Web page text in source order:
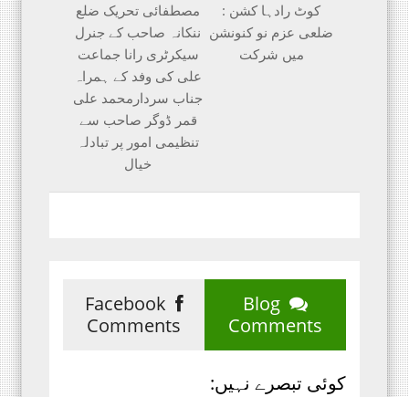
کوٹ رادہا کشن :
ضلعی عزم نو کنونشن
میں شرکت
مصطفائی تحریک ضلع
ننکانہ صاحب کے جنرل
سیکرٹری رانا جماعت
علی کی وفد کے ہمراہ
جناب سردارمحمد علی
قمر ڈوگر صاحب سے
تنظیمی امور پر تبادلہ
خیال
Blog
Comments
Facebook
Comments
کوئی تبصرے نہیں: